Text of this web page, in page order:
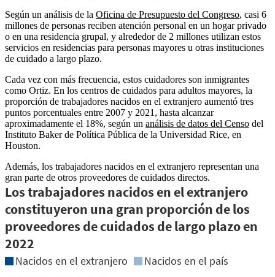
Según un análisis de la Oficina de Presupuesto del Congreso, casi 6
millones de personas reciben atención personal en un hogar privado
o en una residencia grupal, y alrededor de 2 millones utilizan estos
servicios en residencias para personas mayores u otras instituciones
de cuidado a largo plazo.
Cada vez con más frecuencia, estos cuidadores son inmigrantes
como Ortiz. En los centros de cuidados para adultos mayores, la
proporción de trabajadores nacidos en el extranjero aumentó tres
puntos porcentuales entre 2007 y 2021, hasta alcanzar
aproximadamente el 18%, según un análisis de datos del Censo del
Instituto Baker de Política Pública de la Universidad Rice, en
Houston.
Además, los trabajadores nacidos en el extranjero representan una
gran parte de otros proveedores de cuidados directos.